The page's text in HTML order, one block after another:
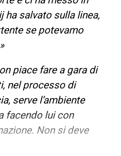
ha salvato sulla linea,
se potevamo
piace fare a gara di
nel processo di
serve l’ambiente
facendo lui con
Non si deve